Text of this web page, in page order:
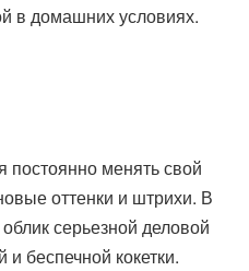
в домашних условиях.
постоянно менять свой
оттенки и штрихи. В
серьезной деловой
беспечной кокетки.